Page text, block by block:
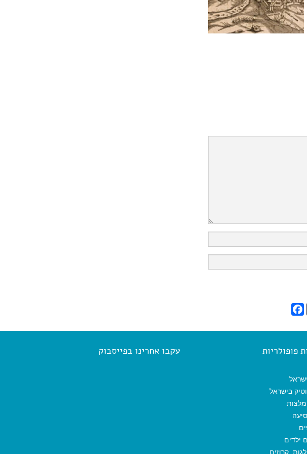
F
a
e
o
oפופולריות
בישראל
ילדים
קרוזים
עקבו אחרינו בפייסבוק